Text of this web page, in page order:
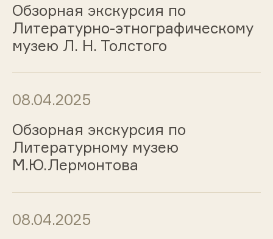
Обзорная экскурсия по
Литературно-этнографическому
музею Л. Н. Толстого
08.04.2025
Обзорная экскурсия по
Литературному музею
М.Ю.Лермонтова
08.04.2025